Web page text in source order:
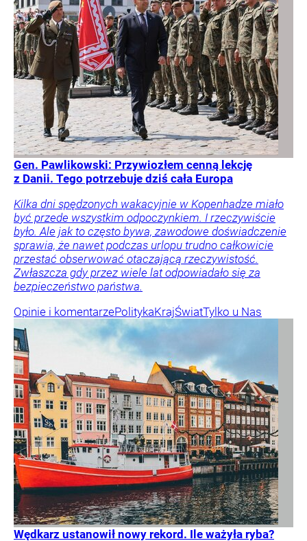
Gen. Pawlikowski: Przywiozłem cenną lekcję
z Danii. Tego potrzebuje dziś cała Europa
Kilka dni spędzonych wakacyjnie w Kopenhadze miało
być przede wszystkim odpoczynkiem. I rzeczywiście
było. Ale jak to często bywa, zawodowe doświadczenie
sprawia, że nawet podczas urlopu trudno całkowicie
przestać obserwować otaczającą rzeczywistość.
Zwłaszcza gdy przez wiele lat odpowiadało się za
bezpieczeństwo państwa.
Opinie i komentarzePolitykaKrajŚwiatTylko u Nas
Wędkarz ustanowił nowy rekord. Ile ważyła ryba?